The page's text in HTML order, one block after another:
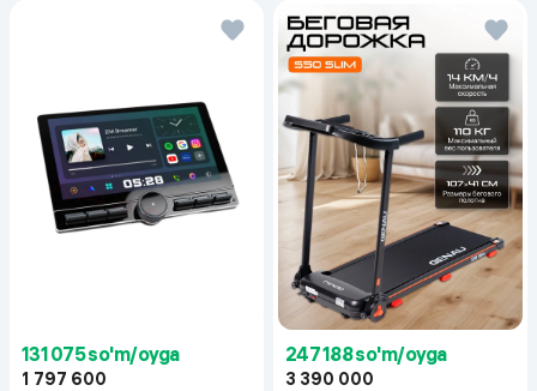
131 075 so'm/oyga
1 797 600
247 188 so'm/oyga
3 390 000